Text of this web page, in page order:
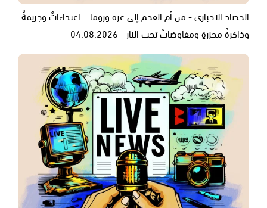
الحصاد الاخباري - من أم الفحم إلى غزة وروما... اعتداءاتٌ وجريمةٌ
وذاكرةُ مجزرةٍ ومفاوضاتٌ تحت النار - 04.08.2026